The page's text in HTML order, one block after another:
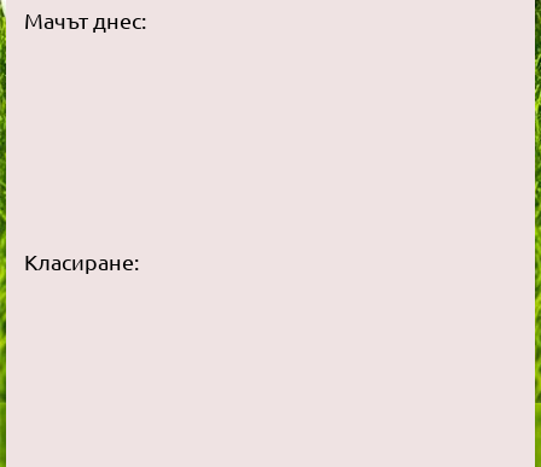
Мачът днес:
Класиране: